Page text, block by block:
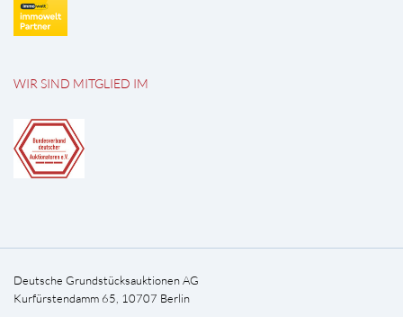
WIR SIND MITGLIED IM
Deutsche Grundstücksauktionen AG
Kurfürstendamm 65, 10707 Berlin